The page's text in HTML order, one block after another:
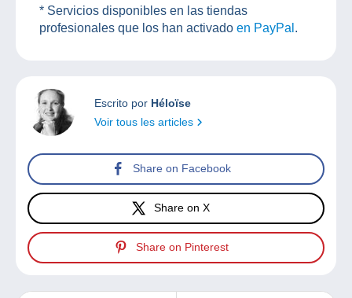
* Servicios disponibles en las tiendas
profesionales que los han activado en PayPal .
Escrito por Héloïse
Voir tous les articles
Share on Facebook
Share on X
Share on Pinterest